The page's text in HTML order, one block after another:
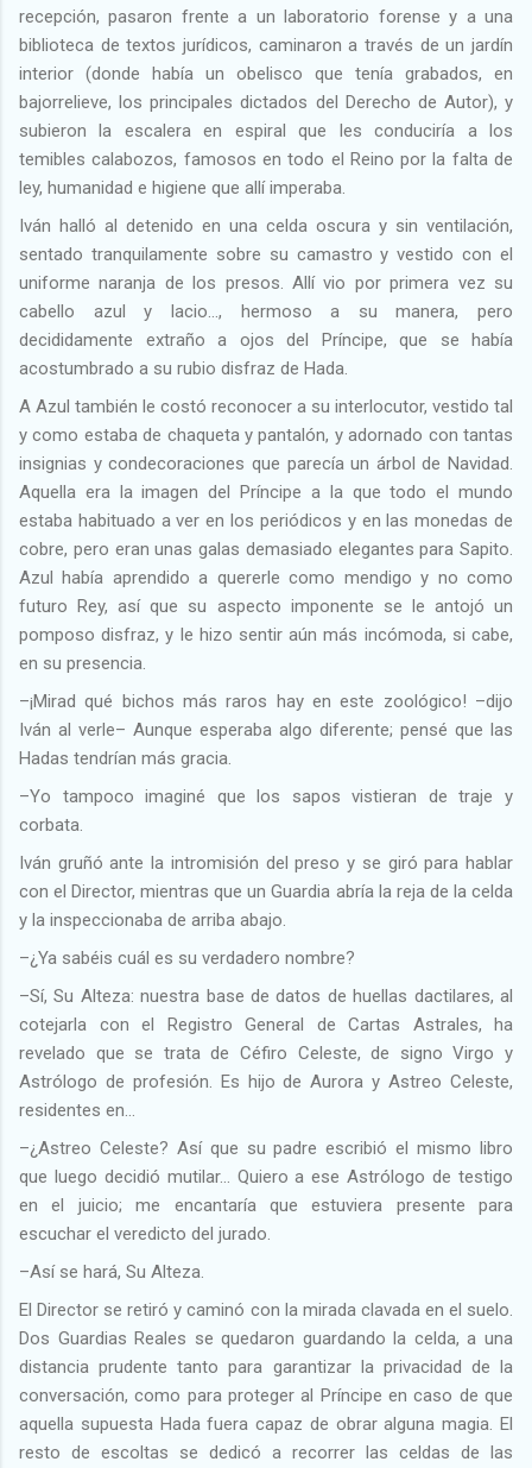
recepción, pasaron frente a un laboratorio forense y a una
biblioteca de textos jurídicos, caminaron a través de un jardín
interior (donde había un obelisco que tenía grabados, en
bajorrelieve, los principales dictados del Derecho de Autor), y
subieron la escalera en espiral que les conduciría a los
temibles calabozos, famosos en todo el Reino por la falta de
ley, humanidad e higiene que allí imperaba.
Iván halló al detenido en una celda oscura y sin ventilación,
sentado tranquilamente sobre su camastro y vestido con el
uniforme naranja de los presos. Allí vio por primera vez su
cabello azul y lacio…, hermoso a su manera, pero
decididamente extraño a ojos del Príncipe, que se había
acostumbrado a su rubio disfraz de Hada.
A Azul también le costó reconocer a su interlocutor, vestido tal
y como estaba de chaqueta y pantalón, y adornado con tantas
insignias y condecoraciones que parecía un árbol de Navidad.
Aquella era la imagen del Príncipe a la que todo el mundo
estaba habituado a ver en los periódicos y en las monedas de
cobre, pero eran unas galas demasiado elegantes para Sapito.
Azul había aprendido a quererle como mendigo y no como
futuro Rey, así que su aspecto imponente se le antojó un
pomposo disfraz, y le hizo sentir aún más incómoda, si cabe,
en su presencia.
–¡Mirad qué bichos más raros hay en este zoológico! –dijo
Iván al verle– Aunque esperaba algo diferente; pensé que las
Hadas tendrían más gracia.
–Yo tampoco imaginé que los sapos vistieran de traje y
corbata.
Iván gruñó ante la intromisión del preso y se giró para hablar
con el Director, mientras que un Guardia abría la reja de la celda
y la inspeccionaba de arriba abajo.
–¿Ya sabéis cuál es su verdadero nombre?
–Sí, Su Alteza: nuestra base de datos de huellas dactilares, al
cotejarla con el Registro General de Cartas Astrales, ha
revelado que se trata de Céfiro Celeste, de signo Virgo y
Astrólogo de profesión. Es hijo de Aurora y Astreo Celeste,
residentes en…
–¿Astreo Celeste? Así que su padre escribió el mismo libro
que luego decidió mutilar… Quiero a ese Astrólogo de testigo
en el juicio; me encantaría que estuviera presente para
escuchar el veredicto del jurado.
–Así se hará, Su Alteza.
El Director se retiró y caminó con la mirada clavada en el suelo.
Dos Guardias Reales se quedaron guardando la celda, a una
distancia prudente tanto para garantizar la privacidad de la
conversación, como para proteger al Príncipe en caso de que
aquella supuesta Hada fuera capaz de obrar alguna magia. El
resto de escoltas se dedicó a recorrer las celdas de las